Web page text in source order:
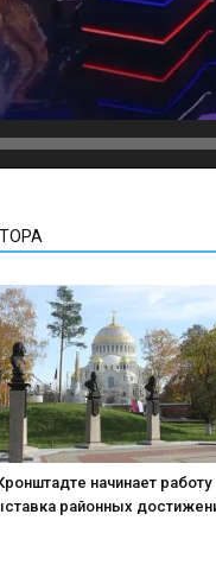
начинает работу
районных